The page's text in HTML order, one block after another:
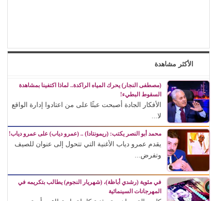
الأكثر مشاهدة
(مصطفى النجار) يحرك المياه الراكدة.. لماذا اكتفينا بمشاهدة
السقوط البطيء!
الأفكار الجادة أصبحت عبئًا على من اعتادوا إدارة الواقع
لا...
محمد أبو النصر يكتب: (ريمونتادا) .. (عمرو دياب) على عمرو دياب!
يقدم عمرو دياب الأغنية التي تتحول إلى عنوان للصيف
وتفرض...
في مئوية (رشدي أباظة)، (شهريار النجوم) يطالب بتكريمه في
المهرجانات السينمائية